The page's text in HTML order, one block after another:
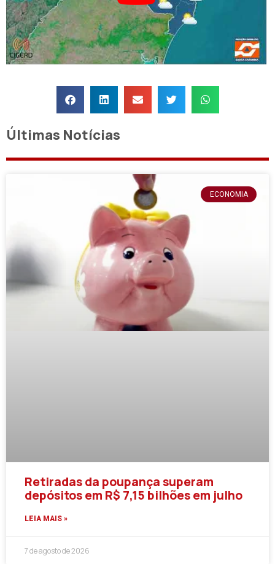
Últimas Notícias
ECONOMIA
Retiradas da poupança superam
depósitos em R$ 7,15 bilhões em julho
LEIA MAIS »
7 de agosto de 2026